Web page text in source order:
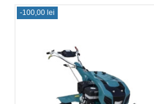
-100,00 lei